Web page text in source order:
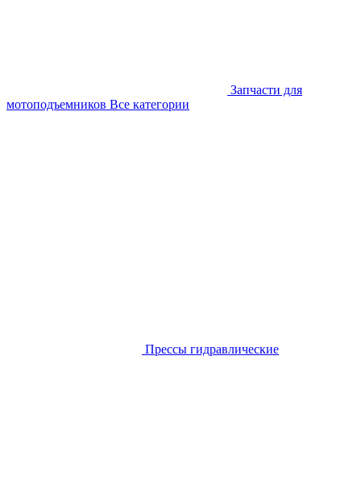
Запчасти для
мотоподъемников Все категории
Прессы гидравлические